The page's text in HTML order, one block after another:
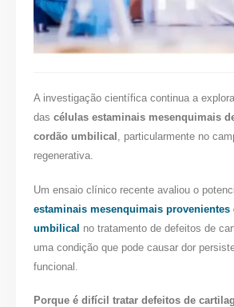
A investigação científica continua a
dascélulas estaminais mesenquimais
cordão umbilical
, particularmente no
regenerativa.
Um ensaio clínico recente avaliou o
estaminais mesenquimais provenientes
umbilical no tratamento de defeitos de
uma condição que pode causar dor
funcional.
Porque é difícil tratar defeitos de